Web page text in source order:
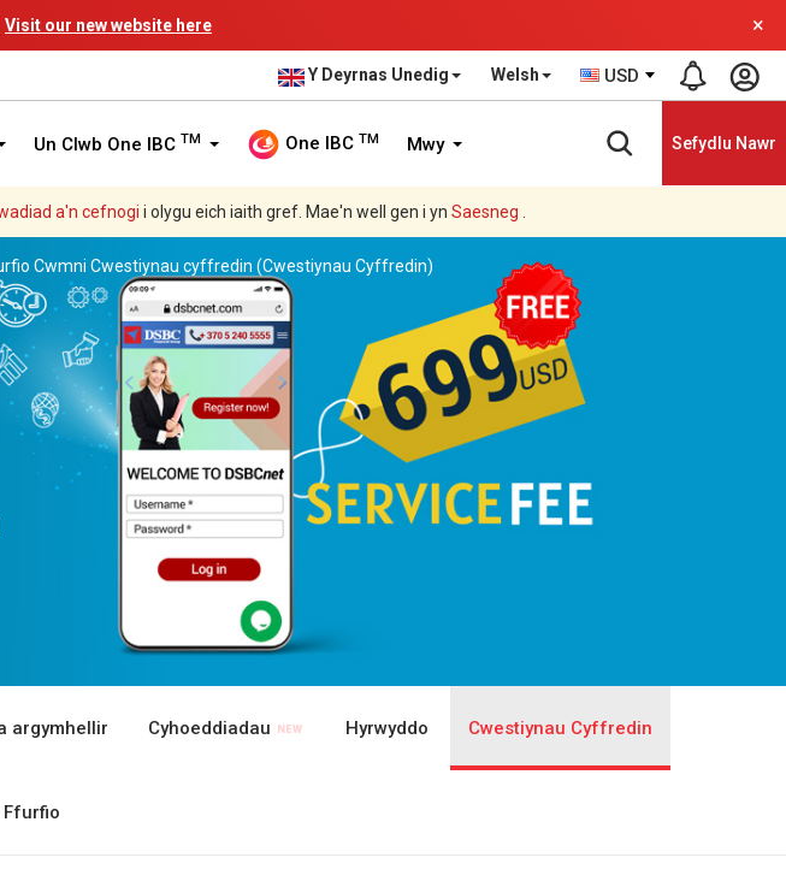
Visit our new website here ×
Y Deyrnas Unedig Welsh USD
Un Clwb One IBC TM One IBC TM Mwy Sefydlu Nawr
a'n cefnogi i olygu eich iaith gref. Mae'n well gen i yn Saesneg
Cwmni Cwestiynau cyffredin (Cwestiynau Cyffredin)
argymhellir Cyhoeddiadau Hyrwyddo Cwestiynau Cyffredin
Ffurfio